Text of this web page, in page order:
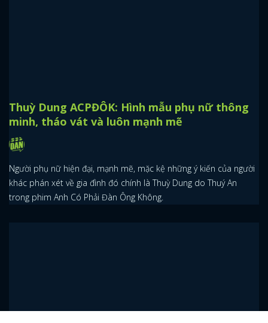
Thuỳ Dung ACPĐÔK: Hình mẫu phụ nữ thông
minh, tháo vát và luôn mạnh mẽ
Người phụ nữ hiện đại, mạnh mẽ, mặc kệ những ý kiến của người
khác phán xét về gia đình đó chính là Thuỳ Dung do Thuý An
trong phim Anh Có Phải Đàn Ông Không.